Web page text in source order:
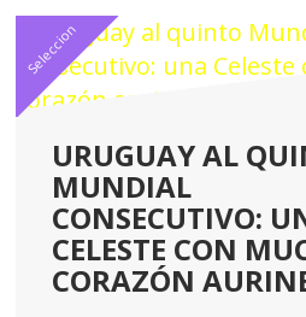
Seleccion
URUGUAY AL
MUNDIAL
CONSECUTIVO:
CELESTE CON
CORAZÓN